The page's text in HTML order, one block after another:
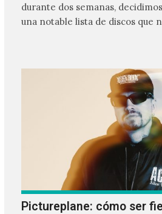
durante dos semanas,
una notable lista de discos que
Pictureplane: cómo ser